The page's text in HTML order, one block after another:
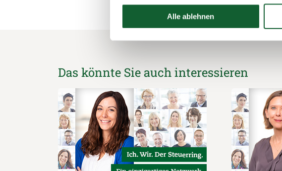
Alle ablehnen
Das könnte Sie auch interessieren